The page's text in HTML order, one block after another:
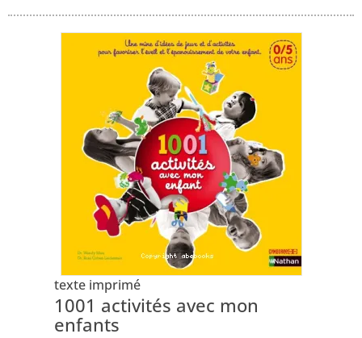
texte imprimé
1001 activités avec mon
enfants